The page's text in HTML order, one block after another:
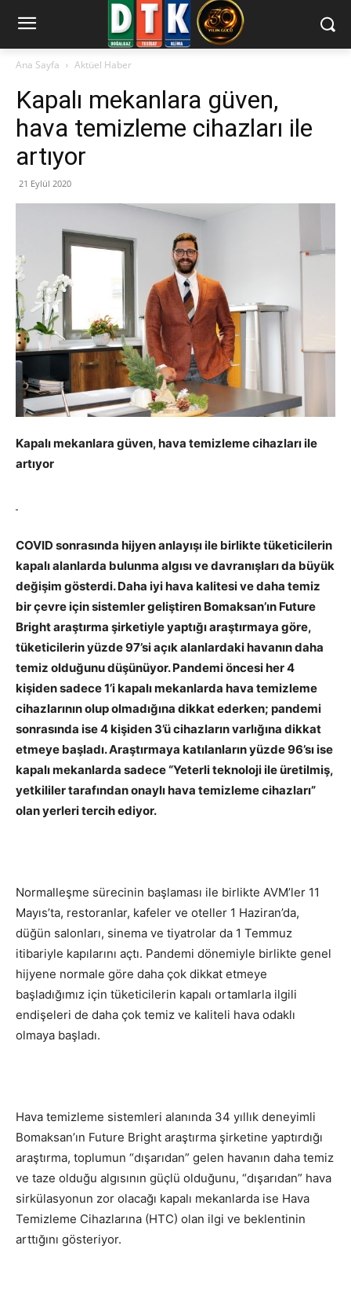
Ana Sayfa Aktüel Haber
Kapalı mekanlara güven,
hava temizleme cihazları ile
artıyor
21 Eylül 2020
Kapalı mekanlara güven, hava temizleme cihazları ile
artıyor
COVID sonrasında hijyen anlayışı ile birlikte tüketicilerin
kapalı alanlarda bulunma algısı ve davranışları da büyük
değişim gösterdi. Daha iyi hava kalitesi ve daha temiz
bir çevre için sistemler geliştiren Bomaksan’ın Future
Bright araştırma şirketiyle yaptığı araştırmaya göre,
tüketicilerin yüzde 97’si açık alanlardaki havanın daha
temiz olduğunu düşünüyor. Pandemi öncesi her 4
kişiden sadece 1’i kapalı mekanlarda hava temizleme
cihazlarının olup olmadığına dikkat ederken; pandemi
sonrasında ise 4 kişiden 3’ü cihazların varlığına dikkat
etmeye başladı. Araştırmaya katılanların yüzde 96’sı ise
kapalı mekanlarda sadece “Yeterli teknoloji ile üretilmiş,
yetkililer tarafından onaylı hava temizleme cihazları”
olan yerleri tercih ediyor.
Normalleşme sürecinin başlaması ile birlikte AVM’ler 11
Mayıs’ta, restoranlar, kafeler ve oteller 1 Haziran’da,
düğün salonları, sinema ve tiyatrolar da 1 Temmuz
itibariyle kapılarını açtı. Pandemi dönemiyle birlikte genel
hijyene normale göre daha çok dikkat etmeye
başladığımız için tüketicilerin kapalı ortamlarla ilgili
endişeleri de daha çok temiz ve kaliteli hava odaklı
olmaya başladı.
Hava temizleme sistemleri alanında 34 yıllık deneyimli
Bomaksan’ın Future Bright araştırma şirketine yaptırdığı
araştırma, toplumun “dışarıdan” gelen havanın daha temiz
ve taze olduğu algısının güçlü olduğunu, “dışarıdan” hava
sirkülasyonun zor olacağı kapalı mekanlarda ise Hava
Temizleme Cihazlarına (HTC) olan ilgi ve beklentinin
arttığını gösteriyor.